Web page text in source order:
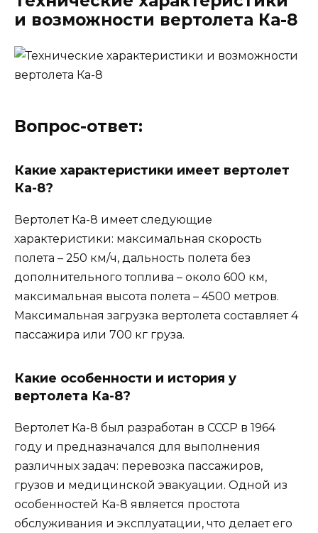
и возможности вертолета Ка-8
Вопрос-ответ:
Какие характеристики имеет вертолет
Ка-8?
Вертолет Ка-8 имеет следующие
характеристики: максимальная скорость
полета – 250 км/ч, дальность полета без
дополнительного топлива – около 600 км,
максимальная высота полета – 4500 метров.
Максимальная загрузка вертолета составляет 4
пассажира или 700 кг груза.
Какие особенности и история у
вертолета Ка-8?
Вертолет Ка-8 был разработан в СССР в 1964
году и предназначался для выполнения
различных задач: перевозка пассажиров,
грузов и медицинской эвакуации. Одной из
особенностей Ка-8 является простота
обслуживания и эксплуатации, что делает его